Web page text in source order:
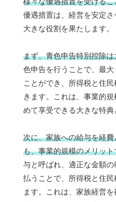
優遇措置は、経営を安定
大きな役割を果たします。
まず、青色申告特別控除
色申告を行うことで、最
ことができ、所得税と住
きます。これは、事業的
めて享受できる大きな特典
次に、家族への給与を経
も、事業的規模のメリット
与と呼ばれ、適正な金額
払うことで、所得税と住
ます。これは、家族経営